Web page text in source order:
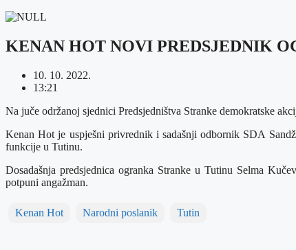
KENAN HOT NOVI PREDSJEDNIK
10. 10. 2022.
13:21
Na juče održanoj sjednici Predsjedništva Stranke demokratske
Kenan Hot je uspješni privrednik i sadašnji odbornik SDA
funkcije u Tutinu.
Dosadašnja predsjednica ogranka Stranke u Tutinu Selma
potpuni angažman.
Kenan Hot Narodni poslanik Tutin